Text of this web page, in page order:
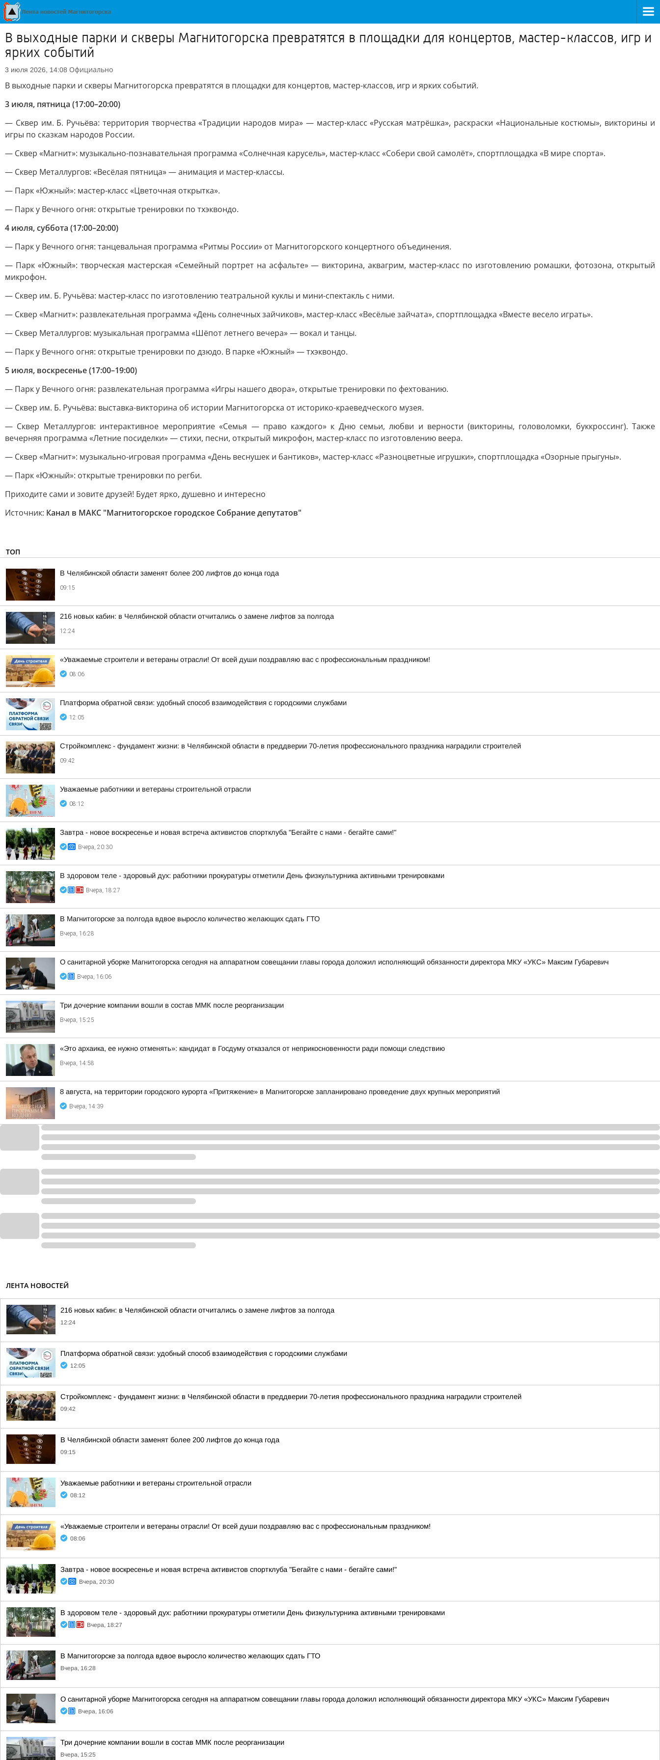
В выходные парки и скверы Магнитогорска превратятся в площадки для концертов, мастер-классов, игр и
ярких событий
3 июля 2026, 14:08 Официально
В выходные парки и скверы Магнитогорска превратятся в площадки для концертов, мастер-классов, игр и ярких событий.
3 июля, пятница (17:00–20:00)
— Сквер им. Б. Ручьёва: территория творчества «Традиции народов мира» — мастер-класс «Русская матрёшка», раскраски «Национальные костюмы», викторины и
игры по сказкам народов России.
— Сквер «Магнит»: музыкально-познавательная программа «Солнечная карусель», мастер-класс «Собери свой самолёт», спортплощадка «В мире спорта».
— Сквер Металлургов: «Весёлая пятница» — анимация и мастер-классы.
— Парк «Южный»: мастер-класс «Цветочная открытка».
— Парк у Вечного огня: открытые тренировки по тхэквондо.
4 июля, суббота (17:00–20:00)
— Парк у Вечного огня: танцевальная программа «Ритмы России» от Магнитогорского концертного объединения.
— Парк «Южный»: творческая мастерская «Семейный портрет на асфальте» — викторина, аквагрим, мастер-класс по изготовлению ромашки, фотозона, открытый
микрофон.
— Сквер им. Б. Ручьёва: мастер-класс по изготовлению театральной куклы и мини-спектакль с ними.
— Сквер «Магнит»: развлекательная программа «День солнечных зайчиков», мастер-класс «Весёлые зайчата», спортплощадка «Вместе весело играть».
— Сквер Металлургов: музыкальная программа «Шёпот летнего вечера» — вокал и танцы.
— Парк у Вечного огня: открытые тренировки по дзюдо. В парке «Южный» — тхэквондо.
5 июля, воскресенье (17:00–19:00)
— Парк у Вечного огня: развлекательная программа «Игры нашего двора», открытые тренировки по фехтованию.
— Сквер им. Б. Ручьёва: выставка-викторина об истории Магнитогорска от историко-краеведческого музея.
— Сквер Металлургов: интерактивное мероприятие «Семья — право каждого» к Дню семьи, любви и верности (викторины, головоломки, буккроссинг). Также
вечерняя программа «Летние посиделки» — стихи, песни, открытый микрофон, мастер-класс по изготовлению веера.
— Сквер «Магнит»: музыкально-игровая программа «День веснушек и бантиков», мастер-класс «Разноцветные игрушки», спортплощадка «Озорные прыгуны».
— Парк «Южный»: открытые тренировки по регби.
Приходите сами и зовите друзей! Будет ярко, душевно и интересно
Источник: Канал в МАКС "Магнитогорское городское Собрание депутатов"
ТОП
В Челябинской области заменят более 200 лифтов до конца года
09:15
216 новых кабин: в Челябинской области отчитались о замене лифтов за полгода
12:24
«Уважаемые строители и ветераны отрасли! От всей души поздравляю вас с профессиональным праздником!
08:06
Платформа обратной связи: удобный способ взаимодействия с городскими службами
12:05
Стройкомплекс - фундамент жизни: в Челябинской области в преддверии 70-летия профессионального праздника наградили строителей
09:42
Уважаемые работники и ветераны строительной отрасли
08:12
Завтра - новое воскресенье и новая встреча активистов спортклуба "Бегайте с нами - бегайте сами!"
Вчера, 20:30
В здоровом теле - здоровый дух: работники прокуратуры отметили День физкультурника активными тренировками
Вчера, 18:27
В Магнитогорске за полгода вдвое выросло количество желающих сдать ГТО
Вчера, 16:28
О санитарной уборке Магнитогорска сегодня на аппаратном совещании главы города доложил исполняющий обязанности директора МКУ «УКС» Максим Губаревич
Вчера, 16:06
Три дочерние компании вошли в состав ММК после реорганизации
Вчера, 15:25
«Это архаика, ее нужно отменять»: кандидат в Госдуму отказался от неприкосновенности ради помощи следствию
Вчера, 14:58
8 августа, на территории городского курорта «Притяжение» в Магнитогорске запланировано проведение двух крупных мероприятий
Вчера, 14:39
ЛЕНТА НОВОСТЕЙ
216 новых кабин: в Челябинской области отчитались о замене лифтов за полгода
12:24
Платформа обратной связи: удобный способ взаимодействия с городскими службами
12:05
Стройкомплекс - фундамент жизни: в Челябинской области в преддверии 70-летия профессионального праздника наградили строителей
09:42
В Челябинской области заменят более 200 лифтов до конца года
09:15
Уважаемые работники и ветераны строительной отрасли
08:12
«Уважаемые строители и ветераны отрасли! От всей души поздравляю вас с профессиональным праздником!
08:06
Завтра - новое воскресенье и новая встреча активистов спортклуба "Бегайте с нами - бегайте сами!"
Вчера, 20:30
В здоровом теле - здоровый дух: работники прокуратуры отметили День физкультурника активными тренировками
Вчера, 18:27
В Магнитогорске за полгода вдвое выросло количество желающих сдать ГТО
Вчера, 16:28
О санитарной уборке Магнитогорска сегодня на аппаратном совещании главы города доложил исполняющий обязанности директора МКУ «УКС» Максим Губаревич
Вчера, 16:06
Три дочерние компании вошли в состав ММК после реорганизации
Вчера, 15:25